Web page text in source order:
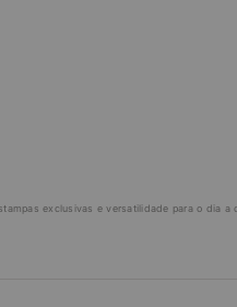
exclusivas e versatilidade para o dia a